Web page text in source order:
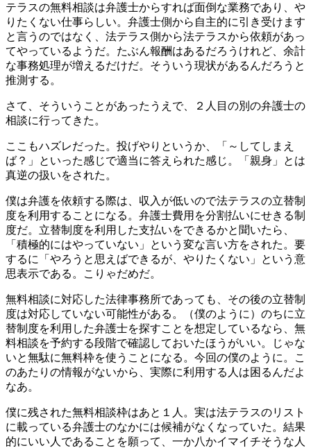
テラスの無料相談は弁護士からすれば面倒な業務であり、や
りたくない仕事らしい。弁護士側から自主的に引き受けます
と言うのではなく、法テラス側から法テラスから依頼があっ
てやっているようだ。たぶん報酬はあるだろうけれど、余計
な事務処理が増えるだけだ。そういう現状があるんだろうと
推測する。
さて、そういうことがあったうえで、２人目の別の弁護士の
相談に行ってきた。
ここもハズレだった。投げやりというか、「～してしまえ
ば？」といった感じで適当に答えられた感じ。「親身」とは
真逆の扱いをされた。
僕は弁護を依頼する際は、収入が低いので法テラスの立替制
度を利用することになる。弁護士費用を分割払いにせきる制
度だ。立替制度を利用した支払いをできるかと聞いたら、
「積極的にはやっていない」という変な言い方をされた。要
するに「やろうと思えばできるが、やりたくない」という意
思表示である。こりゃだめだ。
無料相談に対応した法律事務所であっても、その後の立替制
度は対応していない可能性がある。（僕のように）のちに立
替制度を利用した弁護士を探すことを想定しているなら、無
料相談を予約する段階で確認しておいたほうがいい。じゃな
いと無駄に無料枠を使うことになる。今回の僕のように。こ
のあたりの情報がないから、実際に利用する人は困るんだよ
なあ。
僕に残された無料相談枠はあと１人。実は法テラスのリスト
に載っている弁護士のなかには候補がなくなっていた。結果
的にいい人であることを願って、一か八かイマイチそうな人